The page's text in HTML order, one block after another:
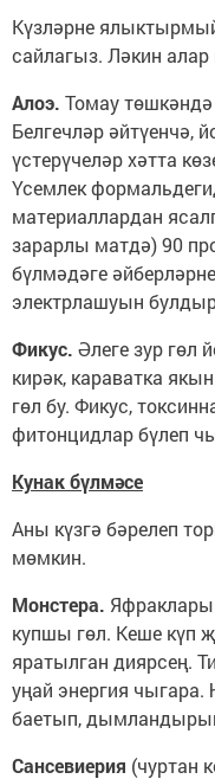
Күзләрне
сайлагыз. Ләкин алар
Алоэ. Томау
Белгечләр әйтүенчә,
үстерүчеләр хәтта
Үсемлек
материаллардан
зарарлы матдә) 90
бүлмәдәге
электрлашуын
Фикус. Әлеге зур гөл
кирәк, караватка
гөл бу. Фикус,
фитонцидлар бүлеп
Кунак бүлмәсе
Аны күзгә бәрелеп
мөмкин.
Монстера. Яфраклары
купшы гөл. Кеше күп
яратылган диярсең.
уңай энергия чыгара.
баетып,
Сансевиерия (чуртан